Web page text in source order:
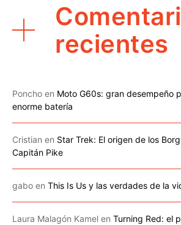
recientes
Poncho en Moto G60s: gran desempeño
enorme batería
Cristian en Star Trek: El origen de los
Capitán Pike
gabo en This Is Us y las verdades de la
Laura Malagón Kamel en Turning Red: el